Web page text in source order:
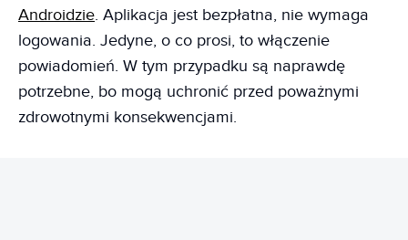
Androidzie. Aplikacja jest bezpłatna, nie wymaga
logowania. Jedyne, o co prosi, to włączenie
powiadomień. W tym przypadku są naprawdę
potrzebne, bo mogą uchronić przed poważnymi
zdrowotnymi konsekwencjami.